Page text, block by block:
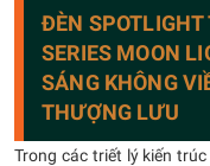
ĐÈN
SERIES MOON
SÁNG KHÔNG
THƯỢNG LƯU
Trong các triết lý kiến